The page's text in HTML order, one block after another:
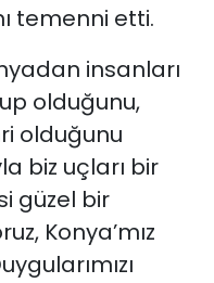
temenni etti.
insanları
olduğunu,
olduğunu
biz uçları bir
güzel bir
Konya’mız